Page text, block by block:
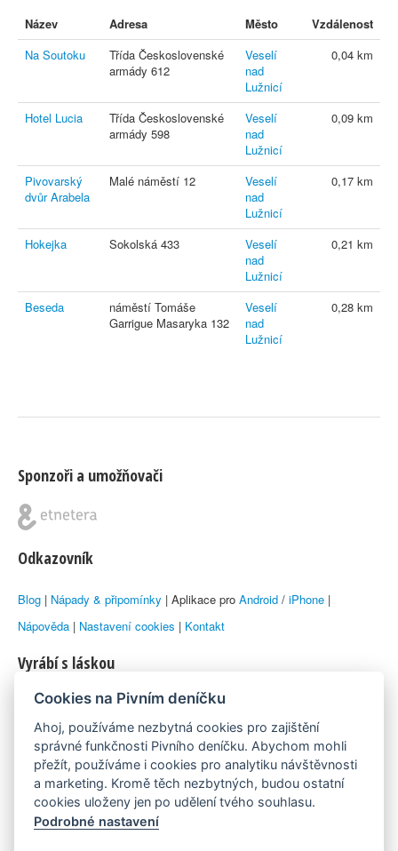
Název Adresa Město
Vzdálenost
Na Soutoku
Třída Československé
armády 612
Veselí
nad
Lužnicí
0,04 km
Hotel Lucia
Třída Československé
armády 598
Veselí
nad
Lužnicí
0,09 km
Pivovarský
dvůr Arabela
Malé náměstí 12
Veselí
nad
Lužnicí
0,17 km
Hokejka Sokolská 433
Veselí
nad
Lužnicí
0,21 km
Beseda
náměstí Tomáše
Garrigue Masaryka 132
Veselí
nad
Lužnicí
0,28 km
Sponzoři a umožňovači
Odkazovník
Blog | Nápady & připomínky | Aplikace pro Android / iPhone |
Nápověda | Nastavení cookies | Kontakt
Vyrábí s láskou
© 2010–2026 byLukáš Zemanaka Emka
Máme rádi
Pivní.info
Poznámka pod čarou
Cookies na Pivním deníčku
Ahoj, používáme nezbytná cookies pro zajištění
správné funkčnosti Pivního deníčku. Abychom mohli
přežít, používáme i cookies pro analytiku návštěvnosti
a marketing. Kromě těch nezbytných, budou ostatní
cookies uloženy jen po udělení tvého souhlasu.
Podrobné nastavení